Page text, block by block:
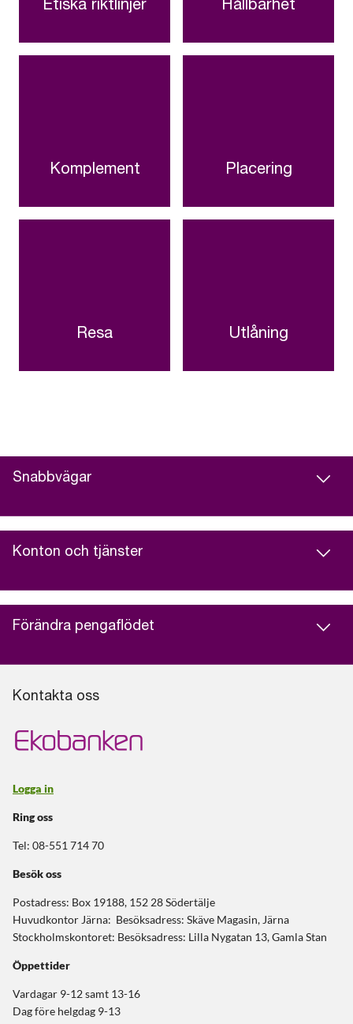
Etiska riktlinjer Hållbarhet
Komplement Placering
Resa Utlåning
Snabbvägar
Konton och tjänster
Förändra pengaflödet
Kontakta oss
Logga in
Ring oss
Tel: 08-551 714 70
Besök oss
Postadress: Box 19188, 152 28 Södertälje
Huvudkontor Järna: Besöksadress: Skäve Magasin, Järna
Stockholmskontoret: Besöksadress: Lilla Nygatan 13, Gamla Stan
Öppettider
Vardagar 9-12 samt 13-16
Dag före helgdag 9-13